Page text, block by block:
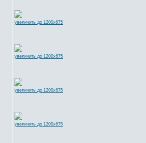
увеличить до 1200x675
увеличить до 1200x675
увеличить до 1200x675
увеличить до 1200x675